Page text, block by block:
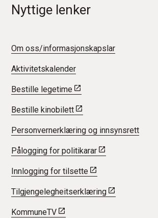
Nyttige lenker
Om oss/informasjonskapslar
Aktivitetskalender
Bestille legetime
Bestille kinobilett
Personvernerklæring og innsynsrett
Pålogging for politikarar
Innlogging for tilsette
Tilgjengelegheitserklæring
KommuneTV